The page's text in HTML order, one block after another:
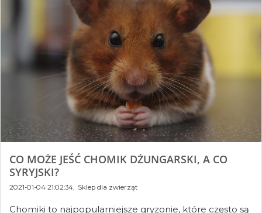
CO MOŻE JEŚĆ CHOMIK DŻUNGARSKI, A CO
SYRYJSKI?
2021-01-04 21:02:34, Sklep dla zwierząt
Chomiki to najpopularniejsze gryzonie, które często są